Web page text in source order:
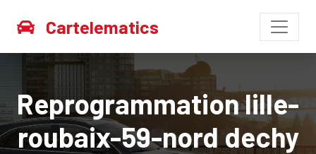
Cartelematics
Reprogrammation lille-
roubaix-59-nord dechy